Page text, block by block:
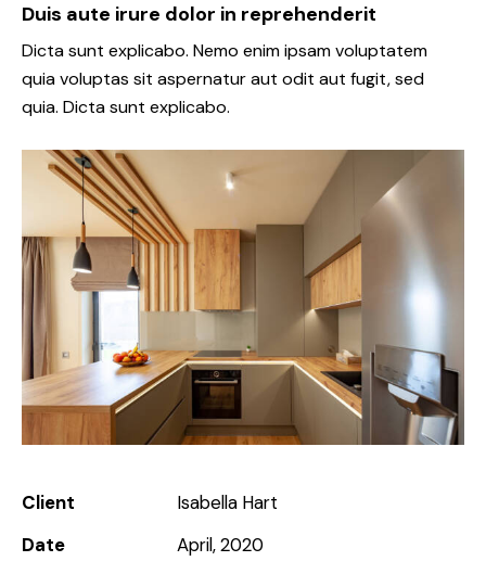
Duis aute irure dolor in reprehenderit
Dicta sunt explicabo. Nemo enim ipsam voluptatem
quia voluptas sit aspernatur aut odit aut fugit, sed
quia. Dicta sunt explicabo.
Client
Isabella Hart
Date
April, 2020